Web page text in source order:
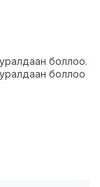
боллоо.
боллоо